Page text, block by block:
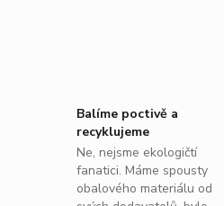
Balíme poctivě a
recyklujeme
Ne, nejsme ekologičtí
fanatici. Máme spousty
obalového materiálu od